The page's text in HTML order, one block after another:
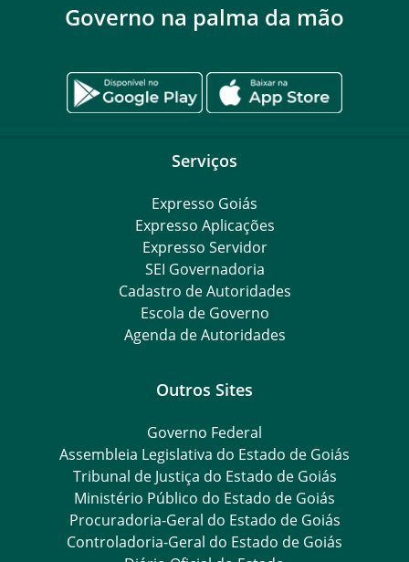
Governo na palma da mão
Serviços
Expresso Goiás
Expresso Aplicações
Expresso Servidor
SEI Governadoria
Cadastro de Autoridades
Escola de Governo
Agenda de Autoridades
Outros Sites
Governo Federal
Assembleia Legislativa do Estado de Goiás
Tribunal de Justiça do Estado de Goiás
Ministério Público do Estado de Goiás
Procuradoria-Geral do Estado de Goiás
Controladoria-Geral do Estado de Goiás